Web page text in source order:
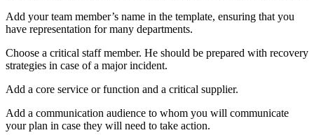
Add your team member’s name in the template, ensuring that you
have representation for many departments.
Choose a critical staff member. He should be prepared with recovery
strategies in case of a major incident.
Add a core service or function and a critical supplier.
Add a communication audience to whom you will communicate
your plan in case they will need to take action.